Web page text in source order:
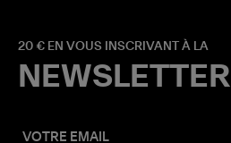
20 € EN VOUS INSCRIVANT À LA
NEWSLETTER